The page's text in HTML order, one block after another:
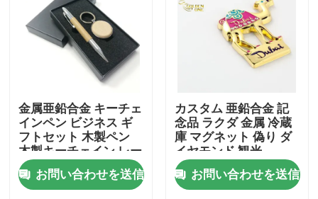
ホーム
製品
金属亜鉛合金 キーチェ
インペン ビジネス ギ
フトセット 木製ペン
木製キーチェイン レー
ザー ロゴ 高級 企業
お問い合わせを送信
カスタム 亜鉛合金 記
念品 ラクダ 金属 冷蔵
庫 マグネット 偽り ダ
イヤモンド 観光
お問い合わせを送信